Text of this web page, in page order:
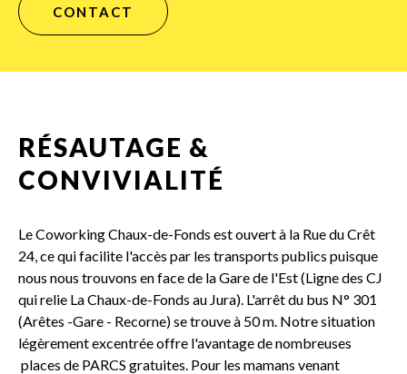
CONTACT
RÉSAUTAGE &
CONVIVIALITÉ
Le Coworking Chaux-de-Fonds est ouvert à la Rue du Crêt
24, ce qui facilite l'accès par les transports publics puisque
nous nous trouvons en face de la Gare de l'Est (Ligne des CJ
qui relie La Chaux-de-Fonds au Jura). L'arrêt du bus N° 301
(Arêtes -Gare - Recorne) se trouve à 50 m. Notre situation
légèrement excentrée offre l'avantage de nombreuses
places de PARCS gratuites. Pour les mamans venant